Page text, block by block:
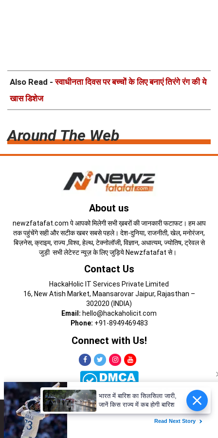
Also Read -स्वाधीनता दिवस पर बच्चों के लिए बनाएं तिरंगे रंग की ये
खास डिशेज
Around The Web
About us
newzfatafat.com पे आपको मिलेगी सभी ख़बरों की जानकारी फटाफट। हम आप
तक पहुंचेंगे सही और सटीक खबर सबसे पहले। देश-दुनिया, राजनीती, खेल, मनोरंजन,
बिज़नेस, क्राइम, राज्य ,विश्व, हेल्थ, टेक्नोलॉजी, विज्ञान, अधात्यम, ज्योतिष, ट्रेवल से
जुड़ी सभी लेटेस्ट न्यूज़ के लिए जुड़िये Newzfatafat से।
Contact Us
HackaHolic IT Services Private Limited
16, New Atish Market, Maansarovar Jaipur, Rajasthan –
302020 (INDIA)
Email: hello@hackaholicit.com
Phone: +91-8949469483
Connect with Us!
Copyright © 2024 HackaHolic IT Services Private Limited
About Us
Terms of Use
Advertise with Us
भारत में बारिश का सिलसिला जारी,
जानें किस राज्य में कब होगी बारिश